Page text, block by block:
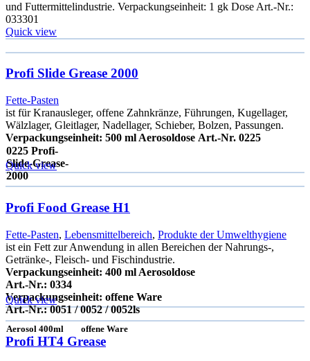
und Futtermittelindustrie. Verpackungseinheit: 1 gk Dose Art.-Nr.:
033301
Quick view
Profi Slide Grease 2000
Fette-Pasten
ist für Kranausleger, offene Zahnkränze, Führungen, Kugellager,
Wälzlager, Gleitlager, Nadellager, Schieber, Bolzen, Passungen.
Verpackungseinheit: 500 ml Aerosoldose Art.-Nr. 0225
0225 Profi-
Slide-Grease-
2000
Quick view
Profi Food Grease H1
Fette-Pasten, Lebensmittelbereich, Produkte der Umwelthygiene
ist ein Fett zur Anwendung in allen Bereichen der Nahrungs-,
Getränke-, Fleisch- und Fischindustrie.
Verpackungseinheit: 400 ml Aerosoldose
Art.-Nr.: 0334
Verpackungseinheit: offene Ware
Art.-Nr.: 0051 / 0052 / 0052ls
Aerosol 400ml offene Ware
Quick view
Profi HT4 Grease